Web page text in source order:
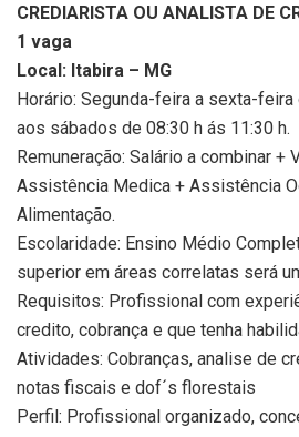
CREDIARISTA OU ANALISTA DE
1 vaga
Local: Itabira – MG
Horário: Segunda-feira a sexta-feira
aos sábados de 08:30 h ás 11:30 h.
Remuneração: Salário a combinar +
Assistência Medica + Assistência
Alimentação.
Escolaridade: Ensino Médio
superior em áreas correlatas será
Requisitos: Profissional com
credito, cobrança e que tenha
Atividades: Cobranças, analise de
notas fiscais e dof´s florestais
Perfil: Profissional organizado,